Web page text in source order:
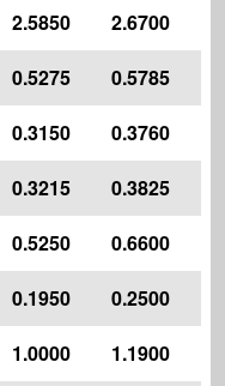
2.5850 2.6700
0.5275 0.5785
0.3150 0.3760
0.3215 0.3825
0.5250 0.6600
0.1950 0.2500
1.0000 1.1900